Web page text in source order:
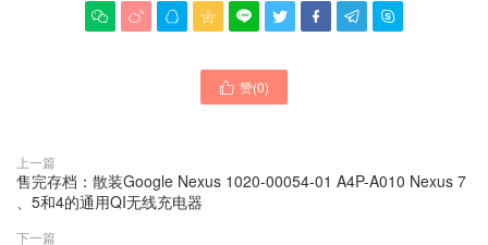
        
 赞(0)
上一篇
售完存档：散装Google Nexus 1020-00054-01 A4P-A010 Nexus 7
、5和4的通用QI无线充电器
下一篇